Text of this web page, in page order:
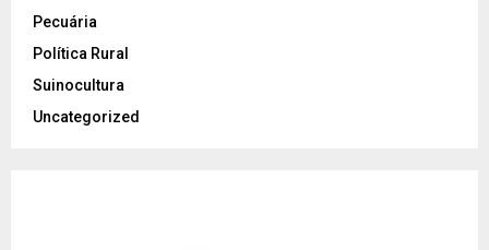
Pecuária
Política Rural
Suinocultura
Uncategorized